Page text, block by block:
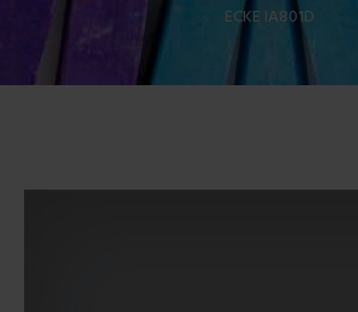
ECKE IA801D